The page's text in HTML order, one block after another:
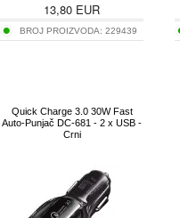
13,80 EUR
BROJ PROIZVODA:229439
Quick Charge 3.0 30W Fast
Auto-Punjač DC-681 - 2 x USB -
Crni